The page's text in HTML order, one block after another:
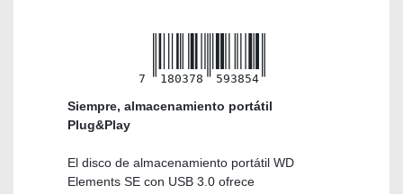
7 180378 593854
Siempre, almacenamiento portátil
Plug&Play
El disco de almacenamiento portátil WD
Elements SE con USB 3.0 ofrece